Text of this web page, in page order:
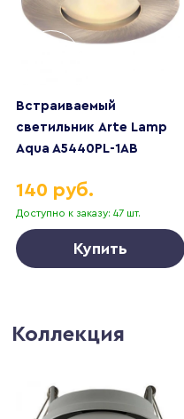
Встраиваемый
светильник Arte Lamp
Aqua A5440PL-1AB
Доступно к заказу: 47 шт.
140 руб.
Купить
Коллекция